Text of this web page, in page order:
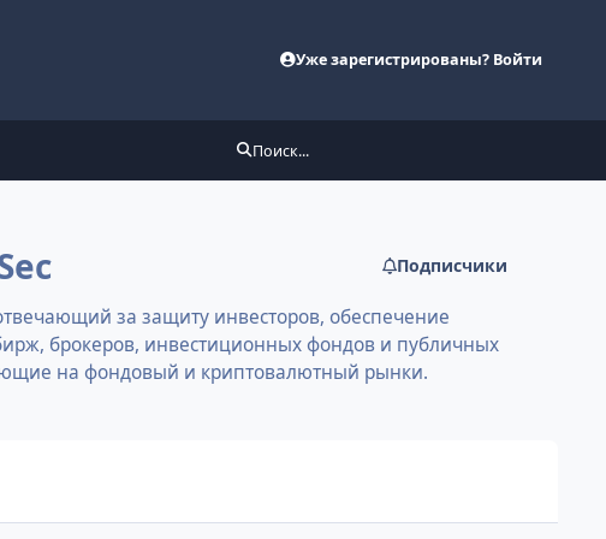
Уже зарегистрированы? Войти
Поиск...
Подписчики
за защиту инвесторов, обеспечение
брокеров, инвестиционных фондов и публичных
на фондовый и криптовалютный рынки.